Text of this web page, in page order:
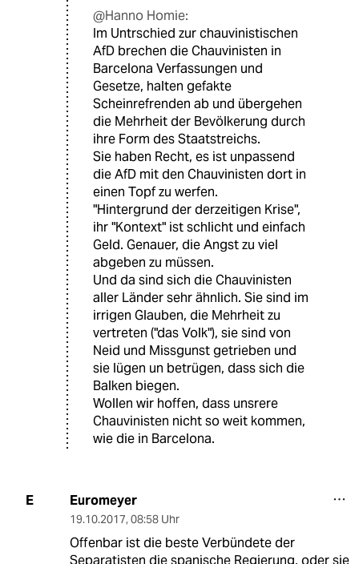
@Hanno Homie:
Im Untrschied zur chauvinistischen
AfD brechen die Chauvinisten in
Barcelona Verfassungen und
Gesetze, halten gefakte
Scheinrefrenden ab und übergehen
die Mehrheit der Bevölkerung durch
ihre Form des Staatstreichs.
Sie haben Recht, es ist unpassend
die AfD mit den Chauvinisten dort in
einen Topf zu werfen.
"Hintergrund der derzeitigen Krise",
ihr "Kontext" ist schlicht und einfach
Geld. Genauer, die Angst zu viel
abgeben zu müssen.
Und da sind sich die Chauvinisten
aller Länder sehr ähnlich. Sie sind im
irrigen Glauben, die Mehrheit zu
vertreten ("das Volk"), sie sind von
Neid und Missgunst getrieben und
sie lügen un betrügen, dass sich die
Balken biegen.
Wollen wir hoffen, dass unsrere
Chauvinisten nicht so weit kommen,
wie die in Barcelona.
E Euromeyer
19.10.2017, 08:58 Uhr
Offenbar ist die beste Verbündete der
Separatisten die spanische Regierung, oder sie